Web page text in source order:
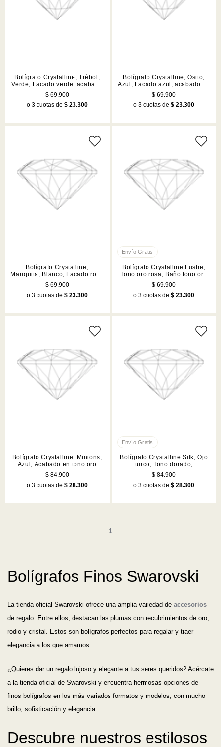
Bolígrafo Crystalline, Trébol,
Verde, Lacado verde, acabado
en tono cromado
$ 69.900
o 3 cuotas de $ 23.300
Bolígrafo Crystalline, Osito,
Azul, Lacado azul, acabado en
tono cromado
$ 69.900
o 3 cuotas de$ 23.300
Bolígrafo Crystalline,
Mariquita, Blanco, Lacado rojo,
acabado en tono oro rosa
$ 69.900
o 3 cuotas de $ 23.300
Bolígrafo Crystalline Lustre,
Tono oro rosa, Baño tono oro
rosa
$ 69.900
o 3 cuotas de$ 23.300
Bolígrafo Crystalline, Minions,
Azul, Acabado en tono oro
$ 84.900
o 3 cuotas de $ 28.300
Bolígrafo Crystalline Silk, Ojo
turco, Tono dorado,
Combinación de acabados
metálicos
$ 84.900
o 3 cuotas de$ 28.300
1
Bolígrafos Finos Swarovski
La tienda oficial Swarovski ofrece una amplia variedad de accesorios
de regalo. Entre ellos, destacan las plumas con recubrimientos de oro,
rodio y cristal. Estos son bolígrafos perfectos para regalar y traer
elegancia a los que amamos.
¿Quieres dar un regalo lujoso y elegante a tus seres queridos? Acércate
a la tienda oficial de Swarovski y encuentra hermosas opciones de
finos bolígrafos en los más variados formatos y modelos, con mucho
brillo, sofisticación y elegancia.
Descubre nuestros estilosos